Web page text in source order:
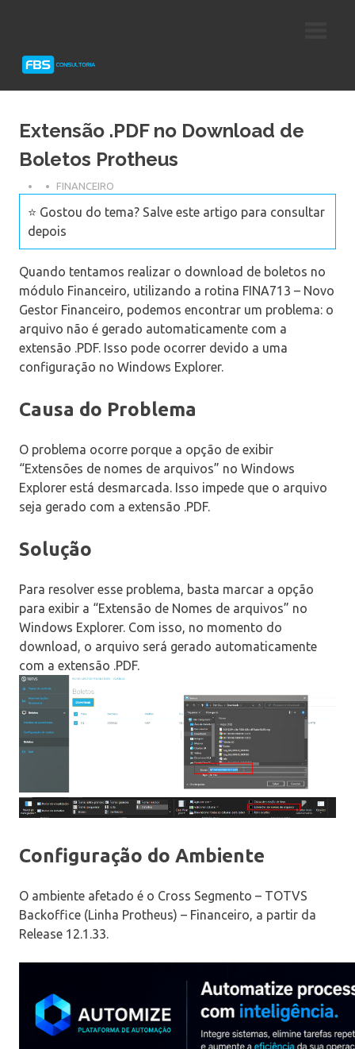
Protheus
Extensão .PDF no Download de
Boletos Protheus
FINANCEIRO
⭐ Gostou do tema? Salve este artigo para consultar
depois
Quando tentamos realizar o download de boletos no
módulo Financeiro, utilizando a rotina FINA713 – Novo
Gestor Financeiro, podemos encontrar um problema: o
arquivo não é gerado automaticamente com a
extensão .PDF. Isso pode ocorrer devido a uma
configuração no Windows Explorer.
Causa do Problema
O problema ocorre porque a opção de exibir
“Extensões de nomes de arquivos” no Windows
Explorer está desmarcada. Isso impede que o arquivo
seja gerado com a extensão .PDF.
Solução
Para resolver esse problema, basta marcar a opção
para exibir a “Extensão de Nomes de arquivos” no
Windows Explorer. Com isso, no momento do
download, o arquivo será gerado automaticamente
com a extensão .PDF.
Configuração do Ambiente
O ambiente afetado é o Cross Segmento – TOTVS
Backoffice (Linha Protheus) – Financeiro, a partir da
Release 12.1.33.